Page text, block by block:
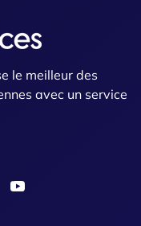
le meilleur des
avec un service